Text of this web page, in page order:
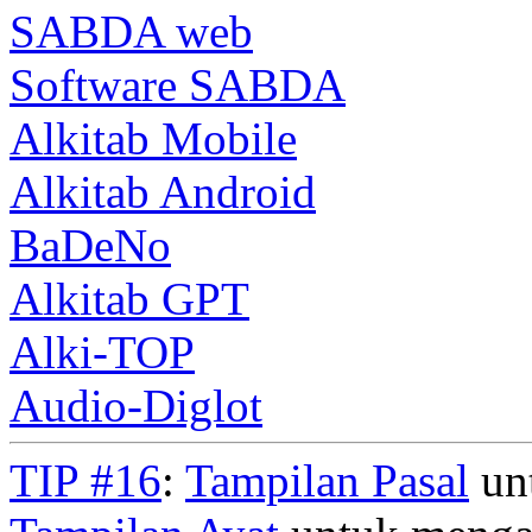
SABDA web
Software SABDA
Alkitab Mobile
Alkitab Android
BaDeNo
Alkitab GPT
Alki-TOP
Audio-Diglot
TIP #16: Tampilan Pasal